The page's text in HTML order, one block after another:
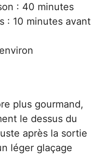
: 40 minutes
: 10 minutes avant
plus gourmand,
le dessus du
après la sortie
léger glaçage